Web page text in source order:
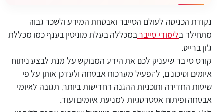
נקודת הכניסה לעולם הסייבר ואבטחת המידע ולשכר גבוה
מתחילה בלימודי סייברבמכללה בעלת מוניטין בענף כמו מכללת
ג'ון ברייס.
קורס סייבר שיעניק לכם את הידע המבוקש על מנת לבצע ניתוח
איומים וסיכונים, להפעיל מערכות אבטחה ולעדכן אותן על פי
שיטות החדירה ותוכניות ההגנה החדישות ביותר, תגובה לאיומי
אבטחה ופיתוח אסטרטגיות למניעת איומים ועוד.